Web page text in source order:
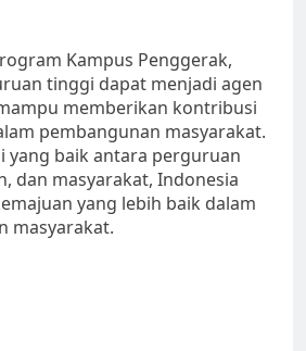
Kampus Penggerak,
tinggi dapat menjadi agen
memberikan kontribusi
pembangunan masyarakat.
yang baik antara perguruan
dan masyarakat, Indonesia
yang lebih baik dalam
masyarakat.